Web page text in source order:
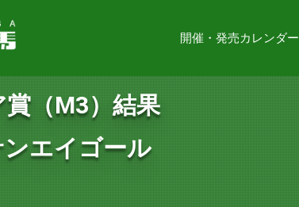
開催・発売カレンダー
（M3）結果
エイゴール